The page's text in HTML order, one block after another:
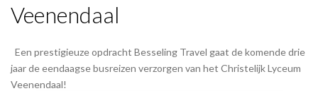
Veenendaal
Een prestigieuze opdracht Besseling Travel gaat de komende drie
jaar de eendaagse busreizen verzorgen van het Christelijk Lyceum
Veenendaal!